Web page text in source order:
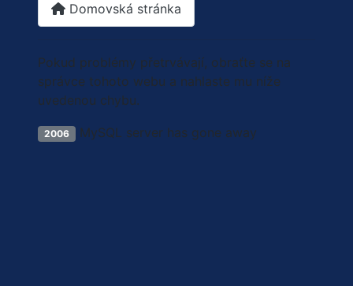
Domovská stránka
Pokud problémy přetrvávají, obraťte se na
správce tohoto webu a nahlaste mu níže
uvedenou chybu.
2006 MySQL server has gone away